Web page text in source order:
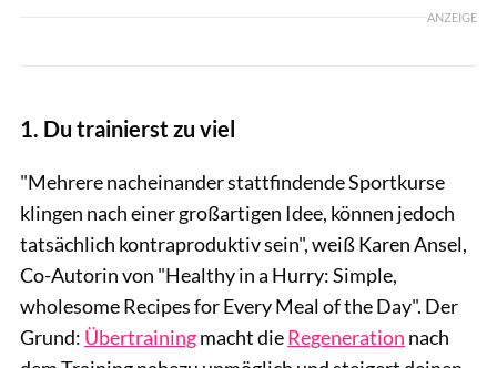
ANZEIGE
1. Du trainierst zu viel
"Mehrere nacheinander stattfindende Sportkurse
klingen nach einer großartigen Idee, können jedoch
tatsächlich kontraproduktiv sein", weiß Karen Ansel,
Co-Autorin von "Healthy in a Hurry: Simple,
wholesome Recipes for Every Meal of the Day". Der
Grund: Übertrainingmacht dieRegeneration nach